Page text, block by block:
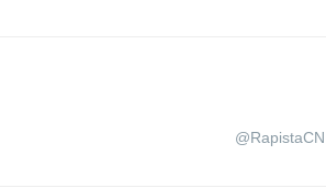
@RapistaCN